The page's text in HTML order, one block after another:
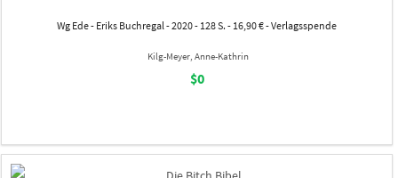
Wg Ede - Eriks Buchregal - 2020 - 128 S. - 16,90 € - Verlagsspende
Kilg-Meyer, Anne-Kathrin
$0